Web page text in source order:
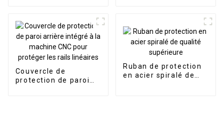
Couvercle de
protection de paroi
Ruban de protection
en acier spiralé de